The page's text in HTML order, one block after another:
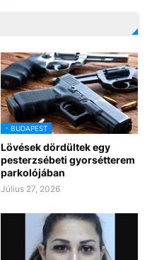
- BUDAPEST
Lövések dördültek egy
pesterzsébeti gyorsétterem
parkolójában
Július 27, 2026